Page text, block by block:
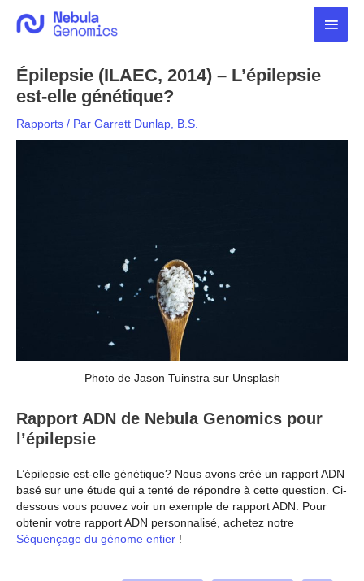
Épilepsie (ILAEC, 2014) – L’épilepsie
est-elle génétique?
Rapports / Par Garrett Dunlap, B.S.
Photo de Jason Tuinstra sur Unsplash
Rapport ADN de Nebula Genomics pour
l’épilepsie
L’épilepsie est-elle génétique? Nous avons créé un rapport ADN
basé sur une étude qui a tenté de répondre à cette question. Ci-
dessous vous pouvez voir un exemple de rapport ADN. Pour
obtenir votre rapport ADN personnalisé, achetez notre
Séquençage du génome entier !